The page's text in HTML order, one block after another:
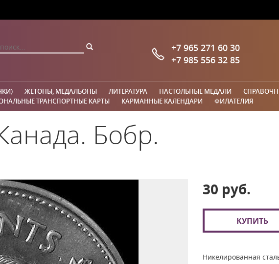
+7 965 271 60 30
+7 985 556 32 85
ЖЕТОНЫ, МЕДАЛЬОНЫ ЛИТЕРАТУРА НАСТОЛЬНЫЕ МЕДАЛИ
ТРАНСПОРТНЫЕ КАРТЫ КАРМАННЫЕ КАЛЕНДАРИ ФИЛАТЕЛИЯ
Бобр.
30 руб.
КУПИТЬ
Никелированная